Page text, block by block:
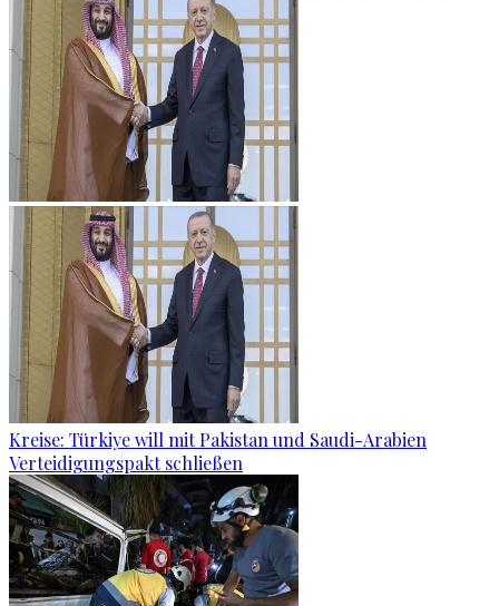
Kreise: Türkiye will mit Pakistan und Saudi-Arabien
Verteidigungspakt schließen